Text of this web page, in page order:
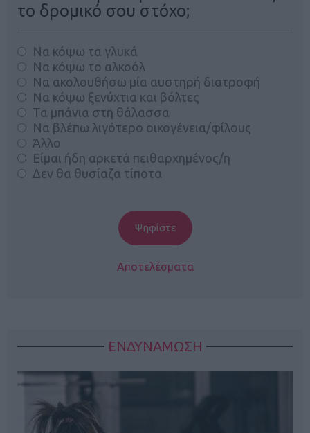
το δρομικό σου στόχο;
Να κόψω τα γλυκά
Να κόψω το αλκοόλ
Να ακολουθήσω μία αυστηρή διατροφή
Να κόψω ξενύχτια και βόλτες
Τα μπάνια στη θάλασσα
Να βλέπω λιγότερο οικογένεια/φίλους
Άλλο
Είμαι ήδη αρκετά πειθαρχημένος/η
Δεν θα θυσίαζα τίποτα
Αποτελέσματα
ΕΝΔΥΝΑΜΩΣΗ